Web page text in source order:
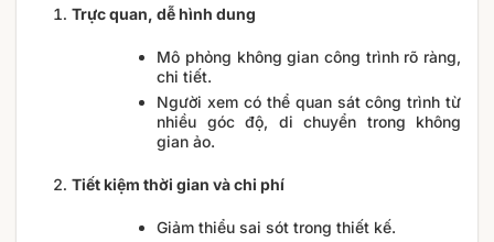
Trực quan, dễ hình dung
Mô phỏng không gian công trình rõ ràng,
chi tiết.
Người xem có thể quan sát công trình từ
nhiều góc độ, di chuyển trong không
gian ảo.
Tiết kiệm thời gian và chi phí
Giảm thiểu sai sót trong thiết kế.